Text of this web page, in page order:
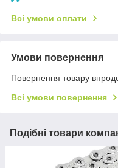
Всі умови оплати
Умови повернення
Повернення товару
Всі умови повернення
Подібні товари